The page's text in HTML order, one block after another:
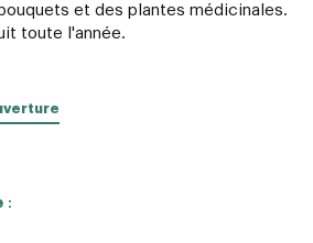
et des plantes médicinales.
toute l'année.
: